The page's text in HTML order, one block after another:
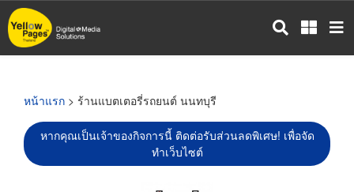
ข้าม
ไป
หน้าแรก > ร้านแบตเตอรี่รถยนต์ นนทบุรี
หากคุณเป็นเจ้าของกิจการนี้ ติดต่อรับส่วนลดพิเศษ! เพื่อจัด
ทำเว็บไซต์